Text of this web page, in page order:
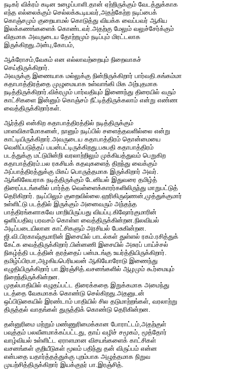
நடிகர் விக்ரம் கடின உழைப்பாளி.தான் ஏற்றிருக்கும் வேடத்துக்காக
எந்த எல்லைக்கும் செல்லக்கூடியவர்,அதற்கேற்ற நடிப்பைக்
கொஞ்சமும் குறையாமல் கொடுத்து வியக்க வைப்பவர் ஆகிய
இலக்கணங்களைக் கொண்டவர்.அதற்கு மேலும் வலுச்சேர்க்கும்
விதமாக அவருடைய தோற்றமும் நடிப்பும் மிரட்டலாக
இருக்கிறது.அன்பு,கோபம்,
ஆக்ரோசம்,வேகம் என எல்லாவற்றையும் நிறைவாகச்
செய்திருக்கிறார்.
அவருக்கு இணையாக மல்லுக்கு நின்றிருக்கிறார் பார்வதி.கங்கம்மா
கதாபாத்திரத்தை முழுமையாக உள்வாங்கி மிக அற்புதமாக
நடித்திருக்கிறார்.விக்ரமும் பார்வதியும் இணைந்து திரையில் வரும்
காட்சிகளை இன்னும் கொஞ்சம் நீட்டித்திருக்கலாம் என்று எண்ண
வைத்திருக்கிறார்கள்.
ஆர்த்தி என்கிற கதாபாத்திரத்தில் நடித்திருக்கும்
மாளவிகாமோகனன், நானும் நடிப்பில் சளைத்தவளில்லை என்று
காட்டியிருக்கிறார்.அவருடைய கதாபாத்திரம் தொன்மையை
வெளிப்படுத்தப் பயன்பட்டிருக்கிறது.பசுபதி கதாபாத்திரம்
படத்துக்கு மட்டுமின்றி வரலாற்றிலும் முக்கியத்துவம் பெறுகிற
கதாபாத்திரம்.பல ரகசியக் கதவுகளைத் திறந்து வைக்கும்
அப்பாத்திரத்துக்கு மிகப் பொருத்தமாக இருக்கிறார் அவர்.
ஆங்கிலேயராக நடித்திருக்கும் டேனியல் இதுவரை தமிழ்த்
திரைப்படங்களில் பார்த்த வெள்ளைக்காரர்களிலிருந்து மாறுபட்டுத்
தெரிகிறார். நடிப்பிலும் குறைவில்லை.ஹரிகிருஷ்ணன்,முத்துக்குமார்
உள்ளிட்டு படத்தில் இருக்கும் அனைவரும் அந்தந்த
பாத்திரங்களாகவே மாறியிருப்பது வியப்பு.கிஷோர்குமாரின்
ஒளிப்பதிவு பரவசம் கொள்ள வைத்திருக்கின்றன.நிலவியல்
அடிப்படையிலான காட்சிகளும் அரசியல் பேசுகின்றன.
ஜி.வி.பிரகாஷ்குமாரின் இசையில் பாடல்கள் துள்ளல் ரகம்.ரசித்துக்
கேட்க வைத்திருக்கிறார்.பின்னணி இசையில் அசுரப் பாய்ச்சல்
நிகழ்த்தி படத்தின் தரத்தைப் பன்மடங்கு உயர்த்தியிருக்கிறார்.
தமிழ்ப்பிரபா,அழகியபெரியவன் ஆகியோரோடு இணைந்து
எழுதியிருக்கிறார் பா.இரஞ்சித்.வசனங்களில் ஆழமும் கூர்மையும்
நிறைந்திருக்கின்றன.
முதல்பாதியில் எழுதப்பட்ட திரைக்கதை இறுக்கமாக அமைந்து
படத்தை வேகமாகக் கொண்டு செல்கிறது.அதனுடன்
ஒப்பிடுகையில் இரண்டாம் பாதியில் சில தடுமாற்றங்கள், வரலாற்று
திருத்தல் வாதங்கள் துருத்திக் கொண்டு தெரிகின்றன.
தன்னுரிமை மற்றும் மண்ணுரிமைக்கான போராட்டம்,அதற்குள்
பவுத்தம் பலவீனமாக்கப்பட்டது, தாய் வழிச் சமூகம், மூத்தோர்
வாழ்வியல் உள்ளிட்ட ஏராளமான விசயங்களைக் காட்சிகள்
வசனங்கள் குறியீடுகள் மூலம் பதிந்து தன் விருப்பம் என்ன
என்பதை யதார்த்தத்துக்கு புறம்பாக அழுத்தமாக நிறுவ
முயற்சித்திருக்கிறார் இயக்குநர் பா.இரஞ்சித்.